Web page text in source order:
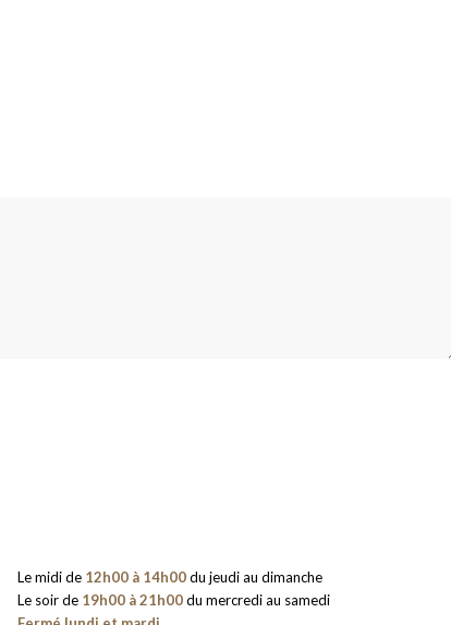
Le midi de 12h00 à 14h00du jeudi au dimanche
Le soir de 19h00 à 21h00du mercredi au samedi